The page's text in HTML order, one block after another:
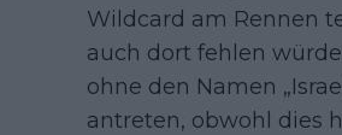
Wildcard am Rennen
auch dort fehlen
ohne den Namen
antreten, obwohl dies